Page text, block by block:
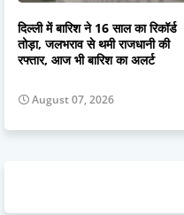
दिल्ली में बारिश ने 16 साल का रिकॉर्ड
तोड़ा, जलभराव से थमी राजधानी की
रफ्तार, आज भी बारिश का अलर्ट
August 07, 2026